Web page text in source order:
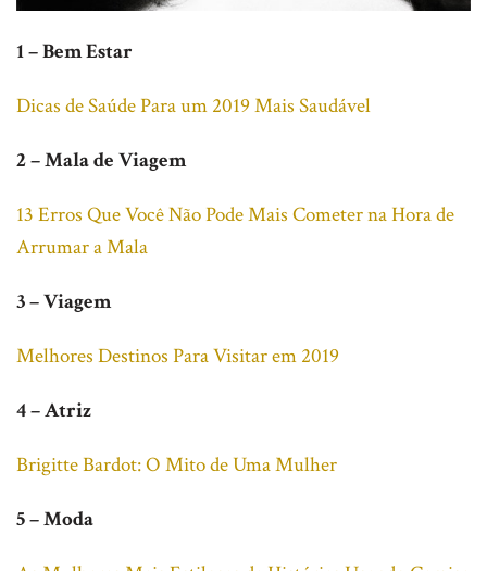
1 – Bem Estar
Dicas de Saúde Para um 2019 Mais Saudável
2 – Mala de Viagem
13 Erros Que Você Não Pode Mais Cometer na Hora de
Arrumar a Mala
3 – Viagem
Melhores Destinos Para Visitar em 2019
4 – Atriz
Brigitte Bardot: O Mito de Uma Mulher
5 – Moda